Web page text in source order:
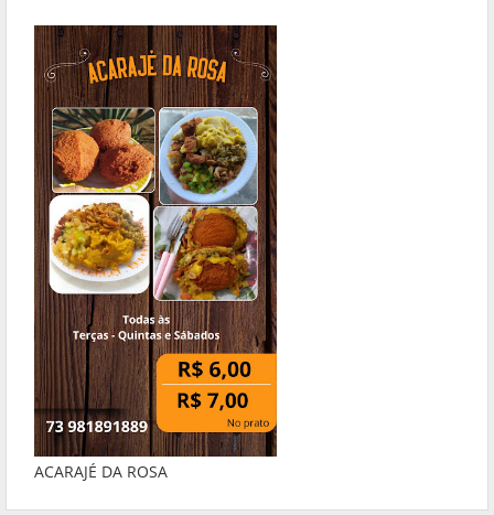
ACARAJÉ DA ROSA